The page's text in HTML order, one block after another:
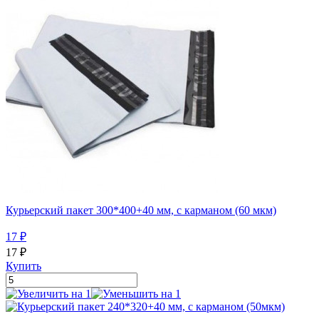
Курьерский пакет 300*400+40 мм, с карманом (60 мкм)
17 ₽
17 ₽
Купить